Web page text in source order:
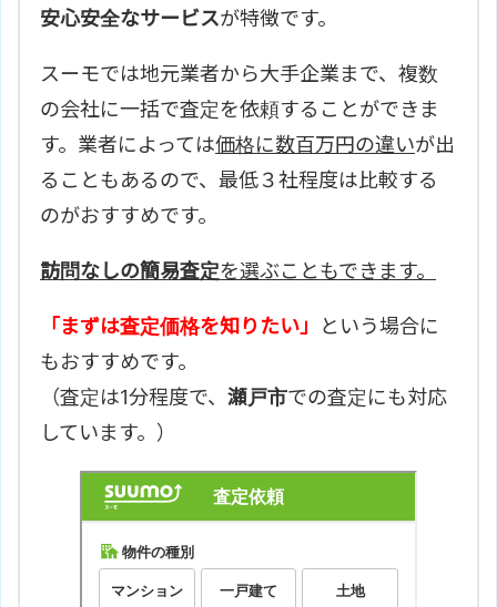
安心安全なサービスが特徴です。
スーモでは地元業者から大手企業まで、複数
の会社に一括で査定を依頼することができま
す。業者によっては価格に数百万円の違いが出
ることもあるので、最低３社程度は比較する
のがおすすめです。
訪問なしの簡易査定を選ぶこともできます。
「まずは査定価格を知りたい」
という場合に
もおすすめです。
（査定は1分程度で、 瀬戸市での査定にも対応
しています。）